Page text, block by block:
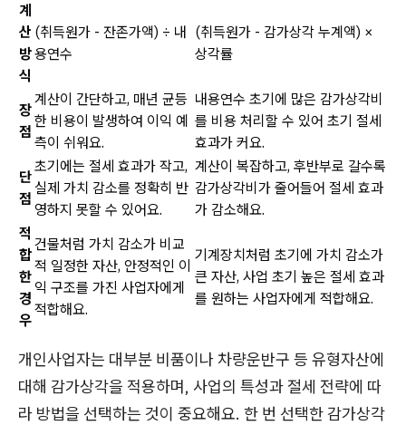
계
산
방
식
(취득원가 - 잔존가액) ÷ 내
용연수
(취득원가 - 감가상각 누계액) ×
상각률
장
점
계산이 간단하고, 매년 균등
한 비용이 발생하여 이익 예
측이 쉬워요.
내용연수 초기에 많은 감가상각비
를 비용 처리할 수 있어 초기 절세
효과가 커요.
단
점
초기에는 절세 효과가 작고,
실제 가치 감소를 정확히 반
영하지 못할 수 있어요.
계산이 복잡하고, 후반부로 갈수록
감가상각비가 줄어들어 절세 효과
가 감소해요.
적
합
한
경
우
건물처럼 가치 감소가 비교
적 일정한 자산, 안정적인 이
익 구조를 가진 사업자에게
적합해요.
기계장치처럼 초기에 가치 감소가
큰 자산, 사업 초기 높은 절세 효과
를 원하는 사업자에게 적합해요.
개인사업자는 대부분 비품이나 차량운반구 등 유형자산에
대해 감가상각을 적용하며, 사업의 특성과 절세 전략에 따
라 방법을 선택하는 것이 중요해요. 한 번 선택한 감가상각